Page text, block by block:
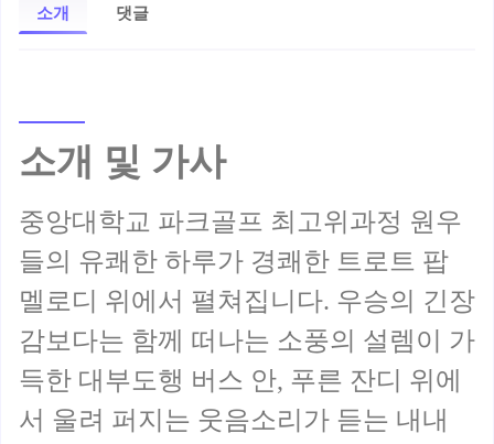
소개 댓글
소개 및 가사
중앙대학교 파크골프 최고위과정 원우
들의 유쾌한 하루가 경쾌한 트로트 팝
멜로디 위에서 펼쳐집니다. 우승의 긴장
감보다는 함께 떠나는 소풍의 설렘이 가
득한 대부도행 버스 안, 푸른 잔디 위에
서 울려 퍼지는 웃음소리가 듣는 내내